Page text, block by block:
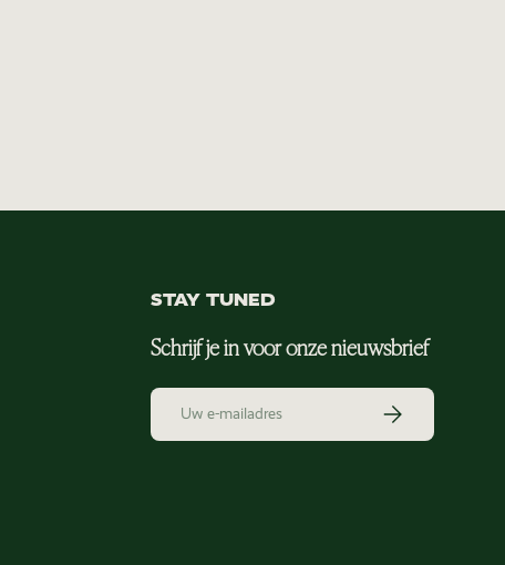
STAY TUNED
Schrijf je in voor onze nieuwsbrief
E-mailadres Abonneer